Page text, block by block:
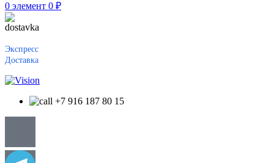
0 элемент 0 ₽
Экспресс
Доставка
+7 916 187 80 15